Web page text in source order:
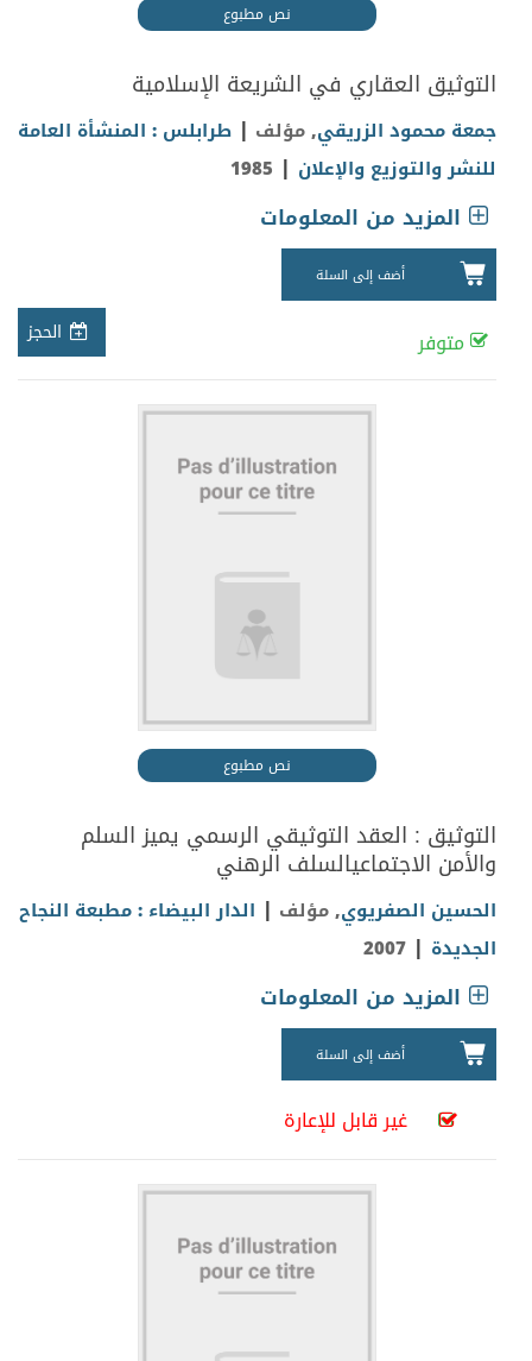
نص مطبوع
التوثيق العقاري في الشريعة الإسلامية
جمعة محمود الزريقي, مؤلف | طرابلس : المنشأة العامة
للنشر والتوزيع والإعلان |
1985
المزيد من المعلومات
أضف إلى السلة
الحجز متوفر
نص مطبوع
التوثيق : العقد التوثيقي الرسمي يميز السلم
والأمن الاجتماعيالسلف الرهني
الحسين الصفريوي, مؤلف | الدار البيضاء : مطبعة النجاح
الجديدة |
2007
المزيد من المعلومات
أضف إلى السلة
غير قابل للإعارة